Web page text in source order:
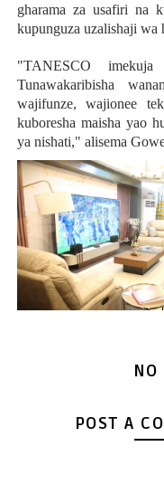
gharama za usafiri na
kupunguza uzalishaji wa
"TANESCO
Tunawakaribisha
wajifunze, wajionee
kuboresha maisha yao
ya nishati," alisema
POST A